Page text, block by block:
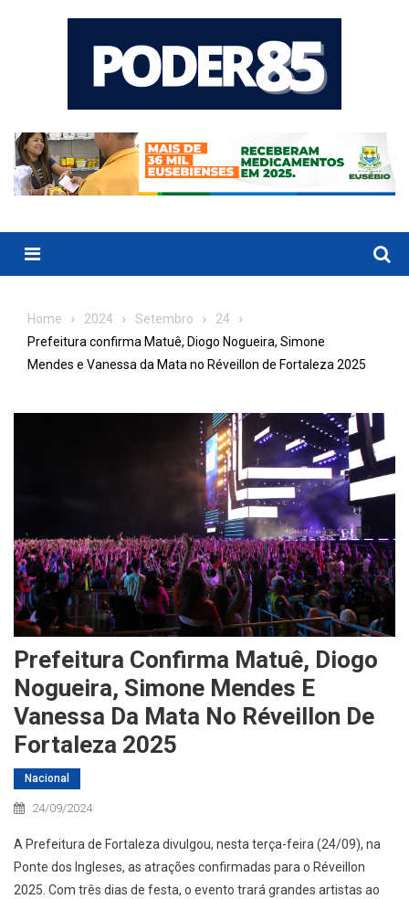
Menu
Home 2024 Setembro
24
Prefeitura confirma Matuê, Diogo Nogueira, Simone
Mendes e Vanessa da Mata no Réveillon de Fortaleza 2025
Prefeitura Confirma Matuê, Diogo
Nogueira, Simone Mendes E
Vanessa Da Mata No Réveillon De
Fortaleza 2025
Nacional
24/09/2024
A Prefeitura de Fortaleza divulgou, nesta terça-feira (24/09), na
Ponte dos Ingleses, as atrações confirmadas para o Réveillon
2025. Com três dias de festa, o evento trará grandes artistas ao